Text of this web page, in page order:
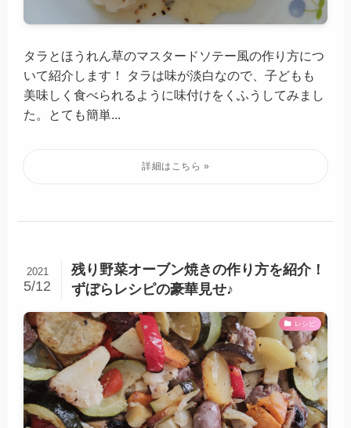
タラとほうれん草のマスタードソテー風の作り方につ
いて紹介します！ タラは味が淡白なので、子どもも
美味しく食べられるように味付けをくふうしてみまし
た。とても簡単...
残り野菜オーブン焼きの作り方を紹介！
ずぼらレシピの豪華見せ♪
2021
5/12
レシピ